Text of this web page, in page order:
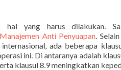
yang harus dilakukan.
Anti Penyuapan.
ada beberapa
ini. Di antaranya adalah
klausul 8.9 meningkatkan